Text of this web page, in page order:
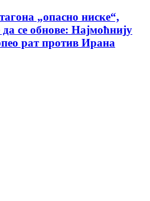
„опасно ниске“,
се обнове: Најмоћнију
рат против Ирана